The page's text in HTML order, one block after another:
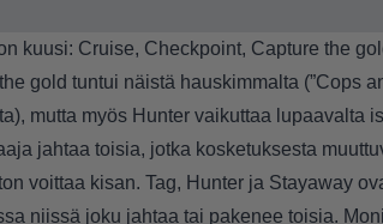
kuusi: Cruise, Checkpoint, Capture the
gold tuntui näistä hauskimmalta (”Cops
mutta myös Hunter vaikuttaa lupaavalta
jahtaa toisia, jotka kosketuksesta
voittaa kisan. Tag, Hunter ja Stayaway
niissä joku jahtaa tai pakenee toisia.